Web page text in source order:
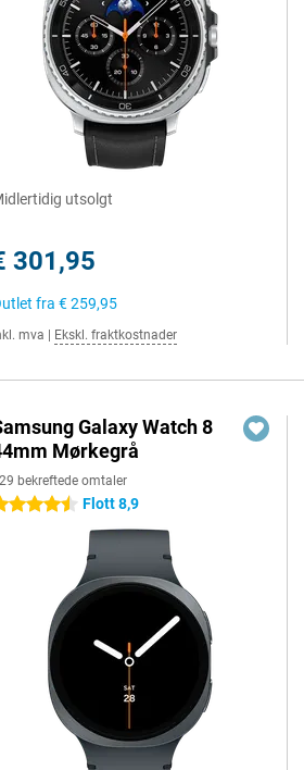
utsolgt
301,95
fra € 259,95
mva Ekskl. fraktkostnader
Galaxy Watch 8
Mørkegrå
bekreftede omtaler
stjerner Flott 8,9